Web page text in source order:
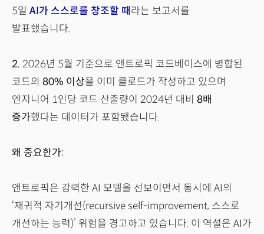
5일 AI가 스스로를 창조할 때라는 보고서를
발표했습니다.
2. 2026년 5월 기준으로 앤트로픽 코드베이스에 병합된
코드의 80% 이상을 이미 클로드가 작성하고 있으며
엔지니어 1인당 코드 산출량이 2024년 대비 8배
증가했다는 데이터가 포함됐습니다.
왜 중요한가:
앤트로픽은 강력한 AI 모델을 선보이면서 동시에 AI의
‘재귀적 자기개선(recursive self-improvement, 스스로
개선하는 능력)’ 위험을 경고하고 있습니다. 이 역설은 AI가